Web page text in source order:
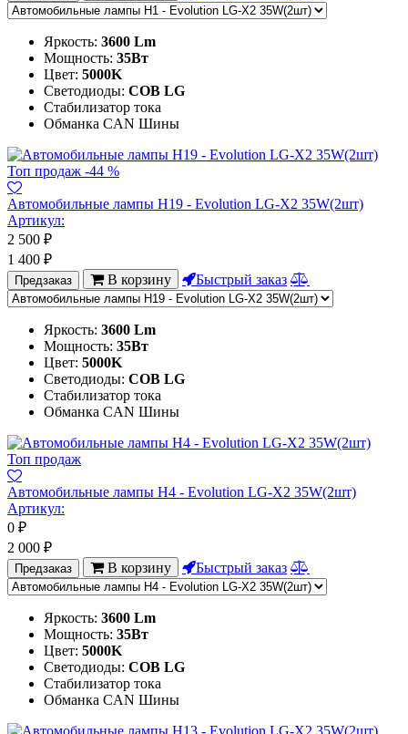
Яркость: 3600 Lm
Мощность: 35Вт
Цвет: 5000K
Светодиоды: COB LG
Стабилизатор тока
Обманка CAN Шины
Топ продаж -44 %
Автомобильные лампы H19 - Evolution LG-X2 35W(2шт)
Артикул:
2 500 ₽
1 400 ₽
Предзаказ В корзину Быстрый заказ
Яркость: 3600 Lm
Мощность: 35Вт
Цвет: 5000K
Светодиоды: COB LG
Стабилизатор тока
Обманка CAN Шины
Топ продаж
Автомобильные лампы H4 - Evolution LG-X2 35W(2шт)
Артикул:
0 ₽
2 000 ₽
Предзаказ В корзину Быстрый заказ
Яркость: 3600 Lm
Мощность: 35Вт
Цвет: 5000K
Светодиоды: COB LG
Стабилизатор тока
Обманка CAN Шины